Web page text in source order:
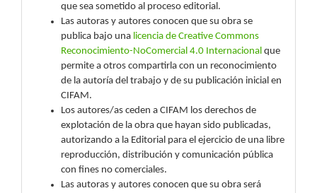
que sea sometido al proceso editorial.
Las autoras y autores conocen que su obra se
publica bajo una licencia de Creative Commons
Reconocimiento-NoComercial 4.0 Internacional que
permite a otros compartirla con un reconocimiento
de la autoría del trabajo y de su publicación inicial en
CIFAM.
Los autores/as ceden a CIFAM los derechos de
explotación de la obra que hayan sido publicadas,
autorizando a la Editorial para el ejercicio de una libre
reproducción, distribución y comunicación pública
con fines no comerciales.
Las autoras y autores conocen que su obra será